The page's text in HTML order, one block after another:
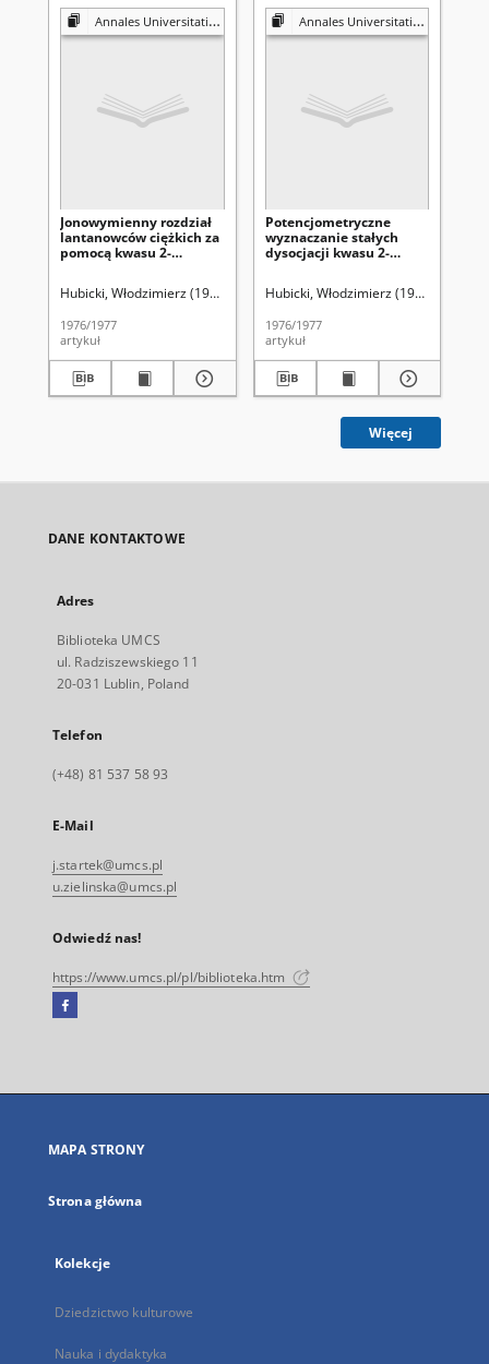
Annales Universitatis Mariae Curie-Skłodowska. Sectio AA, Chemia
Jonowymienny rozdział
lantanowców ciężkich za
pomocą kwasu 2-
Hubicki, Włodzimierz (1914-1977)
Sołtysiak, Izabela Brandel, Bolesław
1976/1977
artykuł
Annales Universitatis Mariae Curie-Skłodowska. Sectio AA, Chemia
Potencjometryczne
wyznaczanie stałych
dysocjacji kwasu 2-
Hubicki, Włodzimierz (1914-1977)
1976/1977
artykuł
Więcej
DANE KONTAKTOWE
Adres
Biblioteka UMCS
ul. Radziszewskiego 11
20-031 Lublin, Poland
Telefon
(+48) 81 537 58 93
E-Mail
j.startek@umcs.pl
u.zielinska@umcs.pl
Odwiedź nas!
https://www.umcs.pl/pl/biblioteka.htm
Facebook
się
karcie
MAPA STRONY
Strona główna
Kolekcje
Dziedzictwo kulturowe
Nauka i dydaktyka